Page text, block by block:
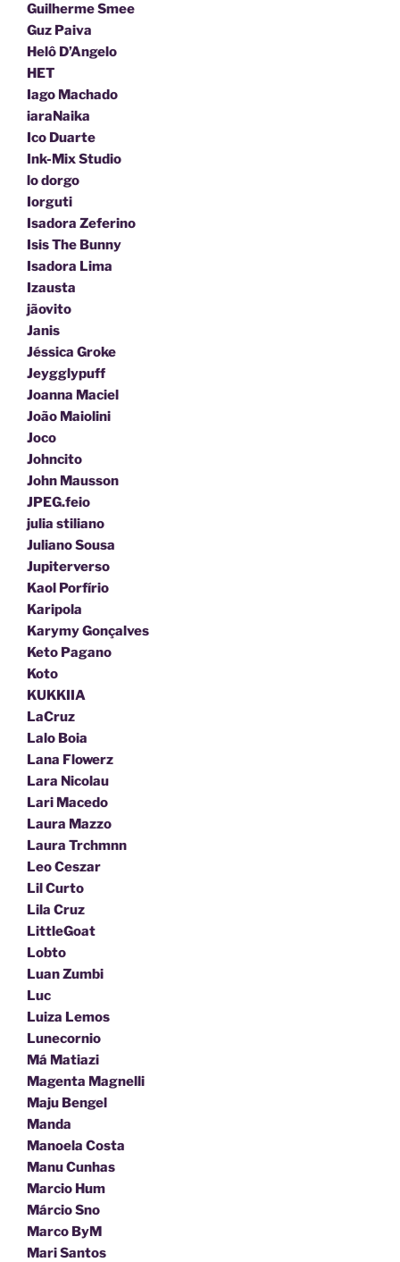
Guilherme Smee
Guz Paiva
Helô D’Angelo
HET
Iago Machado
iaraNaika
Ico Duarte
Ink-Mix Studio
lo dorgo
Iorguti
Isadora Zeferino
Isis The Bunny
Isadora Lima
Izausta
jãovito
Janis
Jéssica Groke
Jeygglypuff
Joanna Maciel
João Maiolini
Joco
Johncito
John Mausson
JPEG.feio
julia stiliano
Juliano Sousa
Jupiterverso
Kaol Porfírio
Karipola
Karymy Gonçalves
Keto Pagano
Koto
KUKKIIA
LaCruz
Lalo Boia
Lana Flowerz
Lara Nicolau
Lari Macedo
Laura Mazzo
Laura Trchmnn
Leo Ceszar
Lil Curto
Lila Cruz
LittleGoat
Lobto
Luan Zumbi
Luc
Luiza Lemos
Lunecornio
Má Matiazi
Magenta Magnelli
Maju Bengel
Manda
Manoela Costa
Manu Cunhas
Marcio Hum
Márcio Sno
Marco ByM
Mari Santos